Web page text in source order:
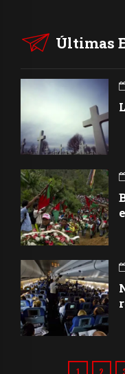
Últimas
1 2